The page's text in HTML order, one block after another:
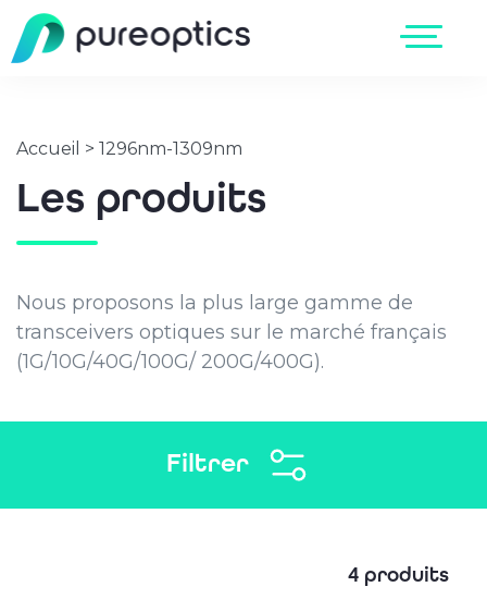
Accueil > 1296nm-1309nm
Les produits
Nous proposons la plus large gamme de
transceivers optiques sur le marché français
(1G/10G/40G/100G/ 200G/400G).
Filtrer
4 produits